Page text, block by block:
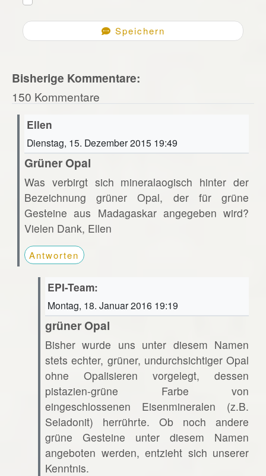
Speichern
Bisherige Kommentare:
150 Kommentare
Ellen
Dienstag, 15. Dezember 2015 19:49
Grüner Opal
Was verbirgt sich mineralaogisch hinter der
Bezeichnung grüner Opal, der für grüne
Gesteine aus Madagaskar angegeben wird?
Vielen Dank, Ellen
Antworten
EPI-Team:
Montag, 18. Januar 2016 19:19
grüner Opal
Bisher wurde uns unter diesem Namen
stets echter, grüner, undurchsichtiger Opal
ohne Opalisieren vorgelegt, dessen
pistazien-grüne Farbe von
eingeschlossenen Eisenmineralen (z.B.
Seladonit) herrührte. Ob noch andere
grüne Gesteine unter diesem Namen
angeboten werden, entzieht sich unserer
Kenntnis.